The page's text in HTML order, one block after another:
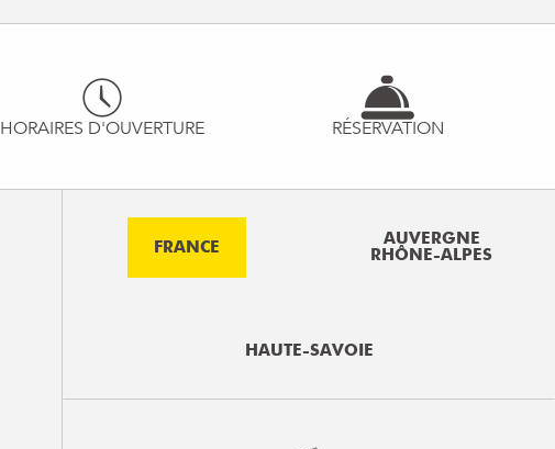
HORAIRES D'OUVERTURE RÉSERVATION
FRANCE
AUVERGNE
RHÔNE-ALPES
HAUTE-SAVOIE